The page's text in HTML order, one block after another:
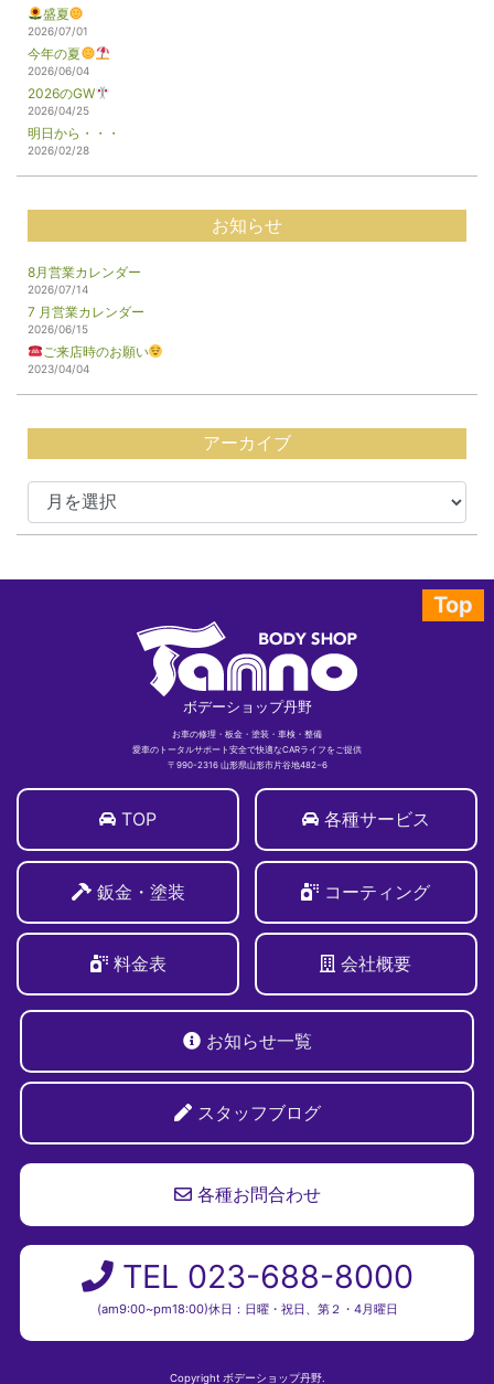
盛夏
2026/07/01
今年の夏
2026/06/04
2026のGW
2026/04/25
明日から・・・
2026/02/28
お知らせ
8月営業カレンダー
2026/07/14
7 月営業カレンダー
2026/06/15
ご来店時のお願い
2023/04/04
アーカイブ
Top
ボデーショップ丹野
お車の修理・板金・塗装・車検・整備
愛車のトータルサポート安全で快適なCARライフをご提供
〒990-2316 山形県山形市片谷地482−6
TOP 各種サービス
鈑金・塗装 コーティング
料金表 会社概要
お知らせ一覧
スタッフブログ
各種お問合わせ
TEL 023-688-8000
(am9:00~pm18:00)休日：日曜・祝日、第２・4月曜日
Copyright ボデーショップ丹野.